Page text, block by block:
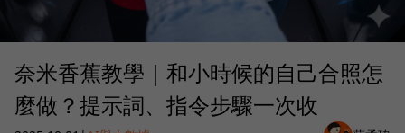
奈米香蕉教學｜和小時候的自己合照怎
麼做？提示詞、指令步驟一次收